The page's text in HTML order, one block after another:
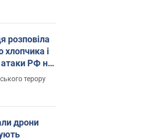
розповіла
хлопчика і
атаки РФ на
терору
дрони